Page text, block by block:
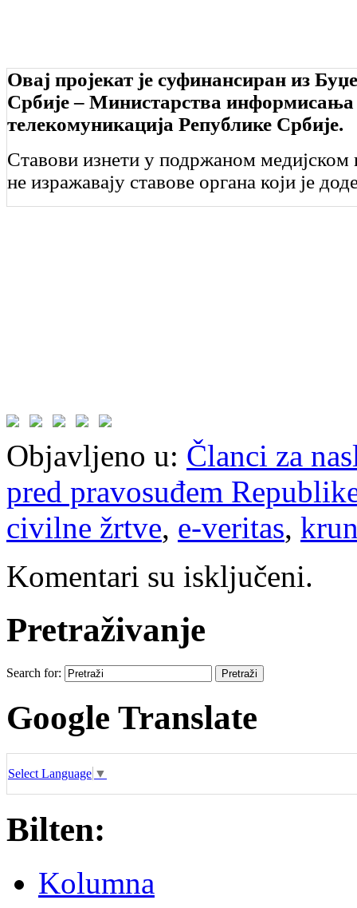
Овај пројекат је суфинансиран из
Србије – Министарства
телекомуникација Републике Србије.
Ставови изнети у подржаном медијском
не изражавају ставове органа који је
Objavljeno u: Članci za
pred pravosuđem
civilne žrtve, e-veritas,
Komentari su isključeni.
Pretraživanje
Search for:
Google Translate
Select Language ▼
Bilten:
Kolumna